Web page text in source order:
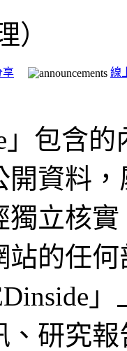
）
享 線
」包含
開資料
獨立核
站的任
、研究